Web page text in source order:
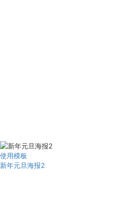
使用模板
新年元旦海报2